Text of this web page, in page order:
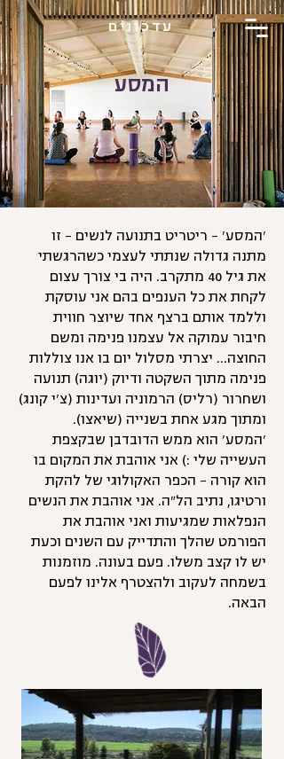
עדכונים
המסע
'המסע' - ריטריט בתנועה לנשים - זו
מתנה גדולה שנתתי לעצמי כשהרגשתי
את גיל 40 מתקרב. היה בי צורך עצום
לקחת את כל הענפים בהם אני עוסקת
וללמד אותם ברצף אחד שיוצר חווית
חיבור עמוקה אל עצמנו פנימה ומשם
החוצה... יצרתי מסלול יום בו אנו צוללות
פנימה מתוך השקטה ודיוק (יוגה) תנועה
ושחרור (רליס) הרמוניה ועדינות (צ'י קונג)
ומתוך מגע אחת בשנייה (שיאצו).
'המסע' הוא ממש הדובדבן שבקצפת
העשייה שלי :) אני אוהבת את המקום בו
הוא קורה - הכפר האקולוגי של להקת
ורטיגו, נתיב הל"ה. אני אוהבת את הנשים
הנפלאות שמגיעות ואני אוהבת את
הפורמט שהלך והתדייק עם השנים וכעת
יש לו קצב משלו. פעם בעונה. מוזמנות
בשמחה לעקוב ולהצטרף אלינו לפעם
הבאה.